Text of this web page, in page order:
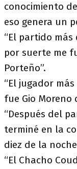
conocimiento
eso genera un
“El partido
por suerte me
Porteño”.
“El jugador
fue Gio Moreno
“Después del
terminé en la
diez de la noche
“El Chacho